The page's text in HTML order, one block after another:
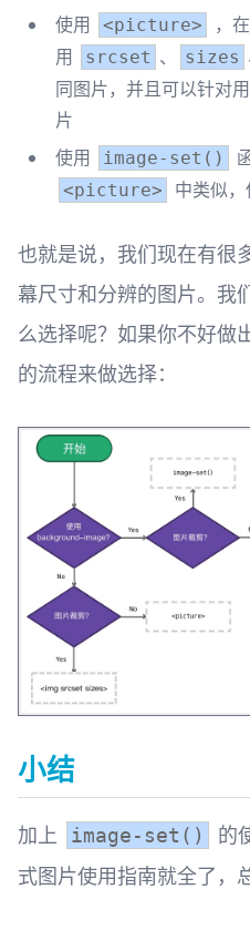
使用
<picture> ，在
用
srcset 、 sizes
同图片，并且可以针对
片
使用
image-set()
<picture> 中类似
也就是说，我们现在有很
幕尺寸和分辨的图片。我
么选择呢？如果你不好做
的流程来做选择：
小结
加上 image-set()
的
式图片使用指南就全了，